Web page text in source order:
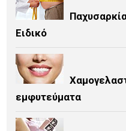
Ειδικό
εμφυτεύματα